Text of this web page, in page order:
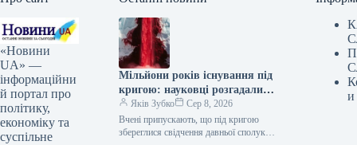
«Новини
UA» —
інформаційни
й портал про
політику,
економіку та
суспільне
Мільйони років існування під
кригою: науковці розгадали
загадку Кривавих водоспадів
Яків Зубко
Сер 8, 2026
Вчені припускають, що під кригою
збереглися свідчення давньої сполуки
и